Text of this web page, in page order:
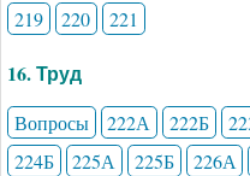
219
220 221
16. Труд
Вопросы 222А 222Б
224Б
225А 225Б 226А